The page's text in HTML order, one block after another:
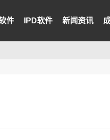
件 IPD软件 新闻资讯